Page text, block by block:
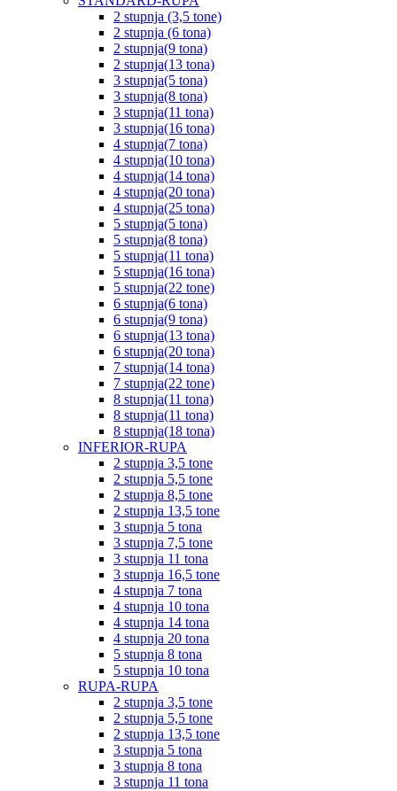
2 stupnja (3,5 tone)
2 stupnja (6 tona)
2 stupnja(9 tona)
2 stupnja(13 tona)
3 stupnja(5 tona)
3 stupnja(8 tona)
3 stupnja(11 tona)
3 stupnja(16 tona)
4 stupnja(7 tona)
4 stupnja(10 tona)
4 stupnja(14 tona)
4 stupnja(20 tona)
4 stupnja(25 tona)
5 stupnja(5 tona)
5 stupnja(8 tona)
5 stupnja(11 tona)
5 stupnja(16 tona)
5 stupnja(22 tone)
6 stupnja(6 tona)
6 stupnja(9 tona)
6 stupnja(13 tona)
6 stupnja(20 tona)
7 stupnja(14 tona)
7 stupnja(22 tone)
8 stupnja(11 tona)
8 stupnja(11 tona)
8 stupnja(18 tona)
INFERIOR-RUPA
2 stupnja 3,5 tone
2 stupnja 5,5 tone
2 stupnja 8,5 tone
2 stupnja 13,5 tone
3 stupnja 5 tona
3 stupnja 7,5 tone
3 stupnja 11 tona
3 stupnja 16,5 tone
4 stupnja 7 tona
4 stupnja 10 tona
4 stupnja 14 tona
4 stupnja 20 tona
5 stupnja 8 tona
5 stupnja 10 tona
RUPA-RUPA
2 stupnja 3,5 tone
2 stupnja 5,5 tone
2 stupnja 13,5 tone
3 stupnja 5 tona
3 stupnja 8 tona
3 stupnja 11 tona